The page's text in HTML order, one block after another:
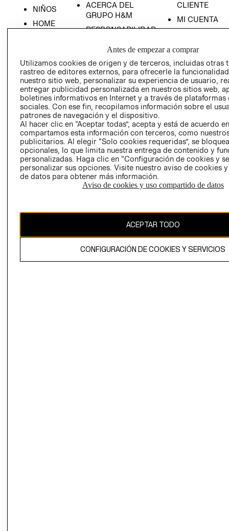
NIÑOS
HOME
ACERCA DEL
GRUPO H&M
RESPONSABILIDAD
PRENSA
RELACIÓN CON
INVERSIONISTAS
POLÍTICA
EMPRESARIAL
CLIENTE
MI CUENTA
- RETIRO EN
TIENDA
TÉRMINOS Y
CONDICIONES
PRIVACIDAD
GIFT CARD
AVISO DE
COOKIES
Uruguay ($U)
Antes de empezar a comprar
Utilizamos cookies de origen y de terceros, incluidas otras
rastreo de editores externos, para ofrecerle la
nuestro sitio web, personalizar su experiencia de usuario,
entregar publicidad personalizada en nuestros sitios web,
boletines informativos en Internet y a través de plataformas
sociales. Con ese fin, recopilamos información sobre el
patrones de navegación y el dispositivo.
Al hacer clic en “Aceptar todas”, acepta y está de acuerdo
compartamos esta información con terceros, como
publicitarios. Al elegir “Solo cookies requeridas”, se
opcionales, lo que limita nuestra entrega de contenido y
personalizadas. Haga clic en “Configuración de cookies y
personalizar sus opciones. Visite nuestro aviso de cookies
de datos para obtener más información.
Aviso de cookies y uso compartido de datos
ACEPTAR TODO
CONFIGURACIÓN DE COOKIES Y SERVICIOS